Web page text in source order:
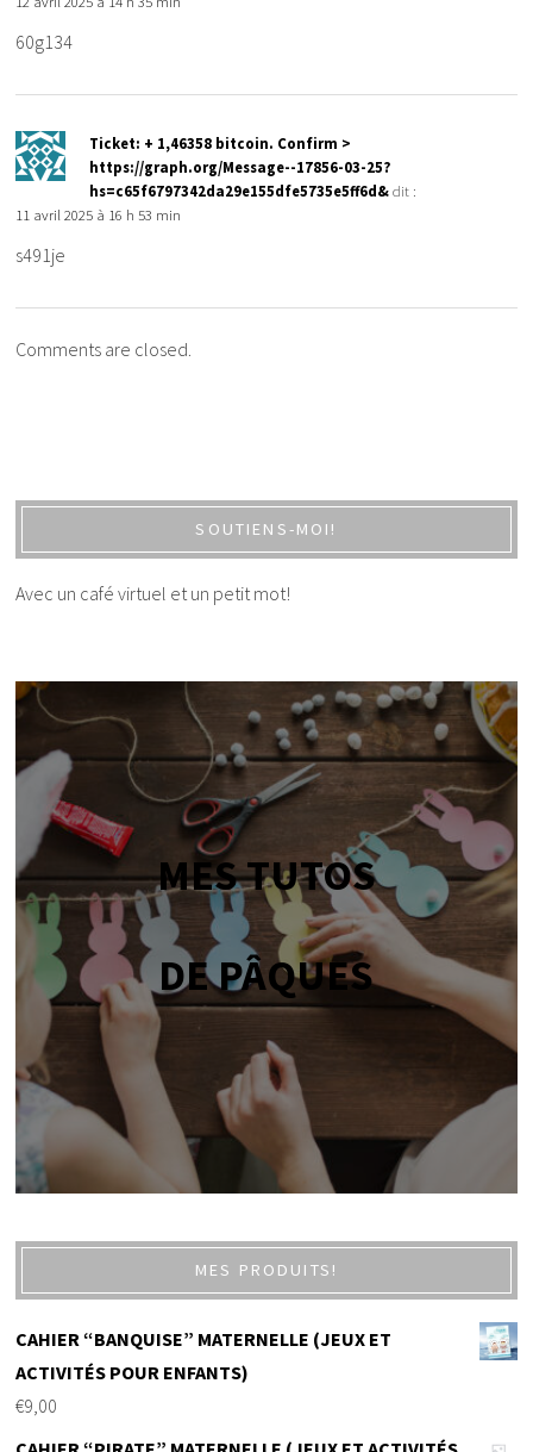
60g134
Ticket: + 1,46358 bitcoin. Confirm >
https://graph.org/Message--17856-03-25?
hs=c65f6797342da29e155dfe5735e5ff6d& dit :
11 avril 2025 à 16 h 53 min
s491je
Comments are closed.
SOUTIENS-MOI!
Avec un café virtuel et un petit mot!
MES TUTOS
DE PÂQUES
MES PRODUITS!
CAHIER “BANQUISE” MATERNELLE (JEUX ET
ACTIVITÉS POUR ENFANTS)
€9,00